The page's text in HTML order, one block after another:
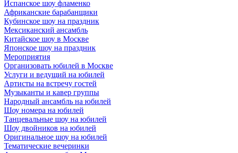
Испанское шоу фламенко
Африканские барабанщики
Кубинское шоу на праздник
Мексиканский ансамбль
Китайское шоу в Москве
Японское шоу на праздник
Мероприятия
Организовать юбилей в Москве
Услуги и ведущий на юбилей
Артисты на встречу гостей
Музыканты и кавер группы
Народный ансамбль на юбилей
Шоу номера на юбилей
Танцевальные шоу на юбилей
Шоу двойников на юбилей
Оригинальное шоу на юбилей
Тематические вечеринки